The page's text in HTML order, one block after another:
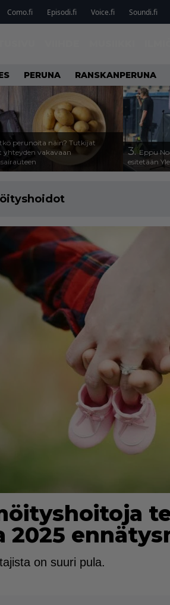
Como.fi Episodi.fi Voice.fi Soundi.fi
PERUNA RANSKANPERUNA
perunoita näin? Tutkijat
yhteyden vakavaan
3. Eppu
esitetään
2025
on suuri pula.